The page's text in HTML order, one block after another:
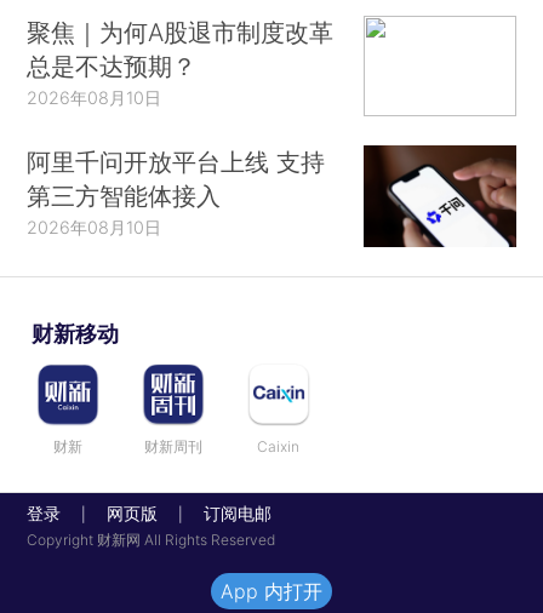
聚焦｜为何A股退市制度改革
总是不达预期？
2026年08月10日
阿里千问开放平台上线 支持
第三方智能体接入
2026年08月10日
财新移动
财新 财新周刊 Caixin
登录 网页版 订阅电邮
Copyright 财新网 All Rights Reserved
App 内打开